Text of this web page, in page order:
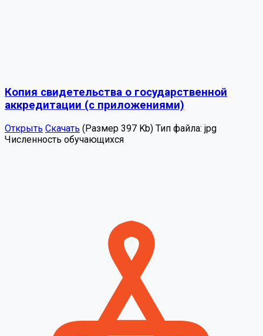
Копия свидетельства о государственной
аккредитации (с приложениями)
Открыть Скачать (Размер 397 Kb) Тип файла: jpg
Численность обучающихся